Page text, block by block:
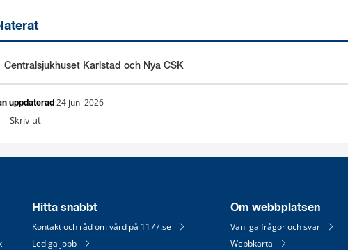
Centralsjukhuset Karlstad och Nya CSK
uppdaterad 24 juni 2026
Skriv ut
Hitta snabbt
Kontakt och råd om vård på 1177.se
Lediga jobb
Om webbplatsen
Vanliga frågor och svar
Webbkarta